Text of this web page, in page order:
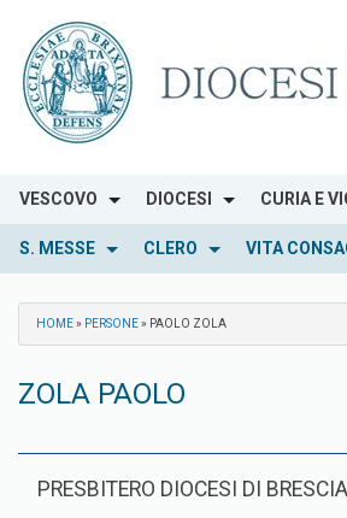
content
VESCOVO DIOCESI CURIA E
S. MESSE CLERO VITA
HOME» PERSONE» PAOLO ZOLA
ZOLA PAOLO
PRESBITERO DIOCESI DI BRESCIA